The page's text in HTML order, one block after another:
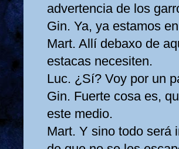
advertencia de los
Gin. Ya, ya estamos
Mart. Allí debaxo de
estacas necesiten.
Luc. ¿Sí? Voy por un
Gin. Fuerte cosa es,
este medio.
Mart. Y sino todo será